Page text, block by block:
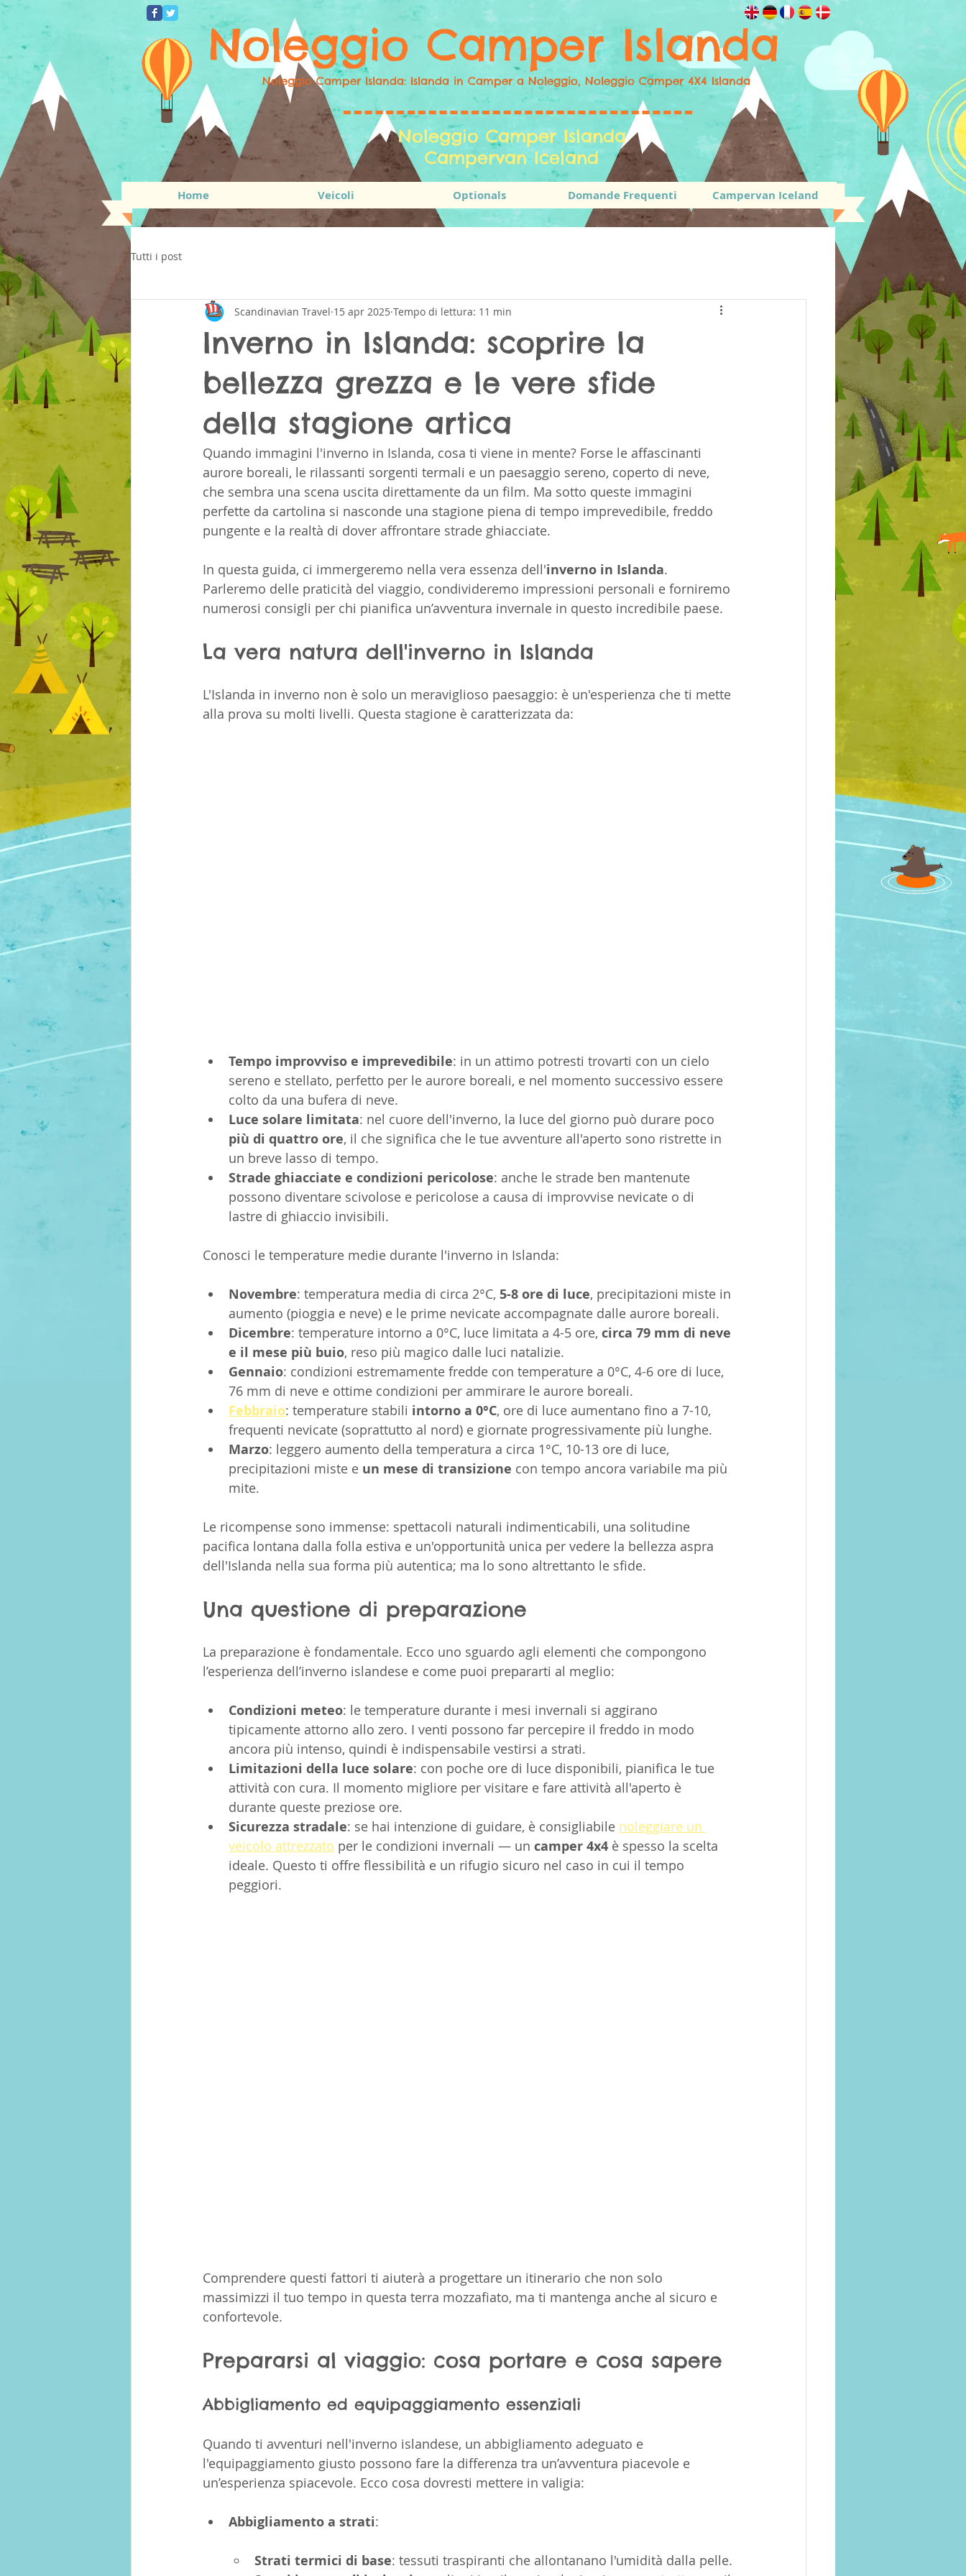
Noleggio Camper Islanda
Noleggio Camper Islanda: Islanda in Camper a Noleggio, Noleggio Camper 4X4 Islanda
Noleggio Camper Islanda
Campervan Iceland
Home Veicoli Optionals Domande Frequenti Campervan Iceland
Tutti i post
Inverno in Islanda: scoprire la
bellezza grezza e le vere sfide
della stagione artica
Scandinavian Travel 15 apr 2025 Tempo di lettura: 11 min
Quando immagini l'inverno in Islanda, cosa ti viene in mente? Forse le affascinanti
aurore boreali, le rilassanti sorgenti termali e un paesaggio sereno, coperto di neve,
che sembra una scena uscita direttamente da un film. Ma sotto queste immagini
perfette da cartolina si nasconde una stagione piena di tempo imprevedibile, freddo
pungente e la realtà di dover affrontare strade ghiacciate.
In questa guida, ci immergeremo nella vera essenza dell'inverno in Islanda.
Parleremo delle praticità del viaggio, condivideremo impressioni personali e forniremo
numerosi consigli per chi pianifica un’avventura invernale in questo incredibile paese.
La vera natura dell'inverno in Islanda
L'Islanda in inverno non è solo un meraviglioso paesaggio: è un'esperienza che ti mette
alla prova su molti livelli. Questa stagione è caratterizzata da:
Tempo improvviso e imprevedibile: in un attimo potresti trovarti con un cielo
sereno e stellato, perfetto per le aurore boreali, e nel momento successivo essere
colto da una bufera di neve.
Luce solare limitata: nel cuore dell'inverno, la luce del giorno può durare poco
più di quattro ore, il che significa che le tue avventure all'aperto sono ristrette in
un breve lasso di tempo.
Strade ghiacciate e condizioni pericolose: anche le strade ben mantenute
possono diventare scivolose e pericolose a causa di improvvise nevicate o di
lastre di ghiaccio invisibili.
Conosci le temperature medie durante l'inverno in Islanda:
Novembre: temperatura media di circa 2°C, 5-8 ore di luce, precipitazioni miste in
aumento (pioggia e neve) e le prime nevicate accompagnate dalle aurore boreali.
Dicembre: temperature intorno a 0°C, luce limitata a 4-5 ore, circa 79 mm di neve
e il mese più buio, reso più magico dalle luci natalizie.
Gennaio: condizioni estremamente fredde con temperature a 0°C, 4-6 ore di luce,
76 mm di neve e ottime condizioni per ammirare le aurore boreali.
Febbraio: temperature stabili intorno a 0°C, ore di luce aumentano fino a 7-10,
frequenti nevicate (soprattutto al nord) e giornate progressivamente più lunghe.
Marzo: leggero aumento della temperatura a circa 1°C, 10-13 ore di luce,
precipitazioni miste e un mese di transizione con tempo ancora variabile ma più
mite.
Le ricompense sono immense: spettacoli naturali indimenticabili, una solitudine
pacifica lontana dalla folla estiva e un'opportunità unica per vedere la bellezza aspra
dell'Islanda nella sua forma più autentica; ma lo sono altrettanto le sfide.
Una questione di preparazione
La preparazione è fondamentale. Ecco uno sguardo agli elementi che compongono
l’esperienza dell’inverno islandese e come puoi prepararti al meglio:
Condizioni meteo: le temperature durante i mesi invernali si aggirano
tipicamente attorno allo zero. I venti possono far percepire il freddo in modo
ancora più intenso, quindi è indispensabile vestirsi a strati.
Limitazioni della luce solare: con poche ore di luce disponibili, pianifica le tue
attività con cura. Il momento migliore per visitare e fare attività all'aperto è
durante queste preziose ore.
Sicurezza stradale: se hai intenzione di guidare, è consigliabile noleggiare un
veicolo attrezzato per le condizioni invernali — un camper 4x4 è spesso la scelta
ideale. Questo ti offre flessibilità e un rifugio sicuro nel caso in cui il tempo
peggiori.
Comprendere questi fattori ti aiuterà a progettare un itinerario che non solo
massimizzi il tuo tempo in questa terra mozzafiato, ma ti mantenga anche al sicuro e
confortevole.
Prepararsi al viaggio: cosa portare e cosa sapere
Abbigliamento ed equipaggiamento essenziali
Quando ti avventuri nell'inverno islandese, un abbigliamento adeguato e
l'equipaggiamento giusto possono fare la differenza tra un’avventura piacevole e
un’esperienza spiacevole. Ecco cosa dovresti mettere in valigia:
Abbigliamento a strati:
Strati termici di base: tessuti traspiranti che allontanano l'umidità dalla pelle.